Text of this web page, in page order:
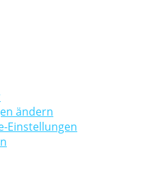
ändern
Einstellungen